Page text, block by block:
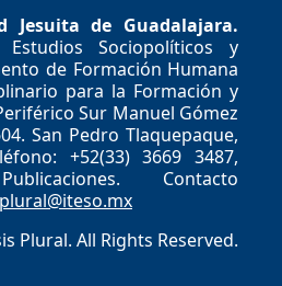
Jesuita de Guadalajara.
Sociopolíticos y
de Formación Humana
para la Formación y
Sur Manuel Gómez
San Pedro Tlaquepaque,
+52(33) 3669 3487,
Contacto
Plural. All Rights Reserved.